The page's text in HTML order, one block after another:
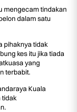
mengecam tindakan
dalam satu
pihaknya tidak
kes itu jika tiada
yang
terbabit.
Kuala
tidak